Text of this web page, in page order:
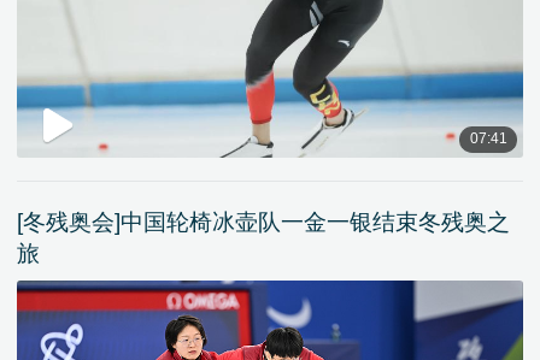
07:41
[冬残奥会]中国轮椅冰壶队一金一银结束冬残奥之
旅